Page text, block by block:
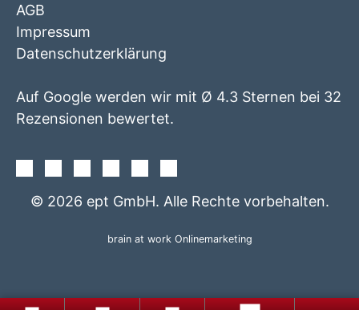
+49
Produkte Gratis
AGB
Impressum
Datenschutzerklärung
Auf Google werden wir mit Ø 4.3 Sternen bei 32
Rezensionen bewertet.
© 2026 ept GmbH. Alle Rechte vorbehalten.
brain at work Onlinemarketing